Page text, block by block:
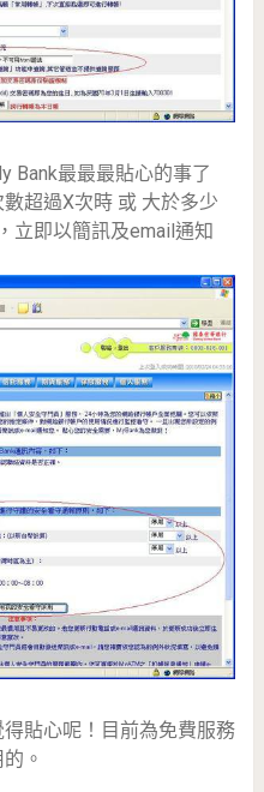
Bank最最最貼心的事了
超過X次時 或 大於多少
立即以簡訊及email通知
貼心呢！目前為免費服務
。